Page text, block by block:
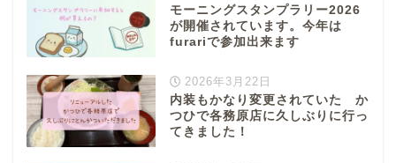
モーニングスタンプラリー2026
が開催されています。今年は
furariで参加出来ます
2026年3月22日
内装もかなり変更されていた か
つひで各務原店に久しぶりに行っ
てきました！